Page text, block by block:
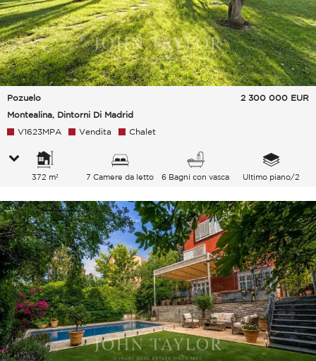
Pozuelo
Montealina, Dintorni Di Madrid
2 300 000 EUR
V1623MPA Vendita Chalet
372 m² 7 Camere da letto 6 Bagni con vasca Ultimo piano/2